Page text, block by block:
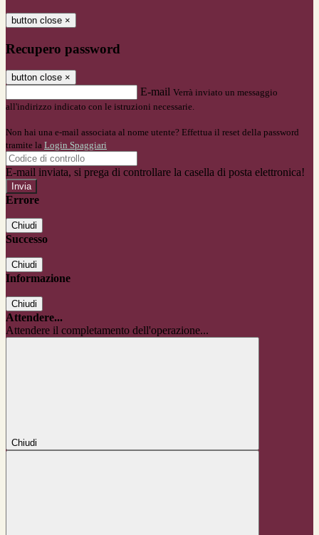
button close ×
Recupero password
button close ×
E-mail Verrà inviato un messaggio
all'indirizzo indicato con le istruzioni necessarie.
Non hai una e-mail associata al nome utente? Effettua il reset della password
tramite la Login Spaggiari
E-mail inviata, si prega di controllare la casella di posta elettronica!
Errore
Chiudi
Successo
Chiudi
Informazione
Chiudi
Attendere...
Attendere il completamento dell'operazione...
Chiudi